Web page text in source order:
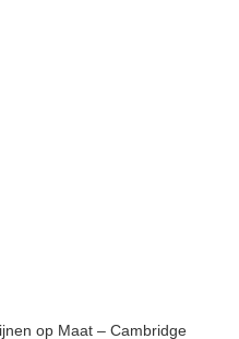
op Maat – Cambridge